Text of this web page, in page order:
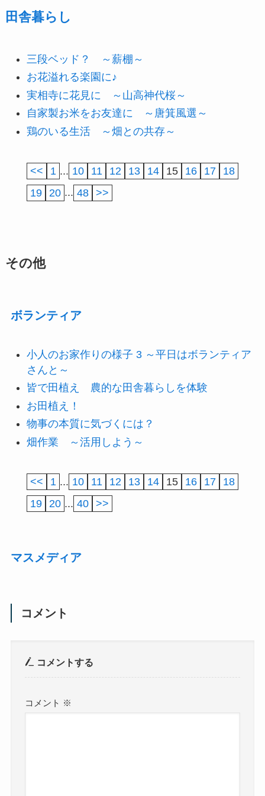
田舎暮らし
三段ベッド？ ～薪棚～
お花溢れる楽園に♪
実相寺に花見に ～山高神代桜～
自家製お米をお友達に ～唐箕風選～
鶏のいる生活 ～畑との共存～
<< 1 ... 10 11 12 13 14 15 16 17
18
19
20 ... 48 >>
その他
ボランティア
小人のお家作りの様子 3 ～平日はボランティア
さんと～
皆で田植え 農的な田舎暮らしを体験
お田植え！
物事の本質に気づくには？
畑作業 ～活用しよう～
<< 1 ... 10 11 12 13 14 15 16 17
18
19
20 ... 40 >>
マスメディア
コメント
コメントする
コメント ※